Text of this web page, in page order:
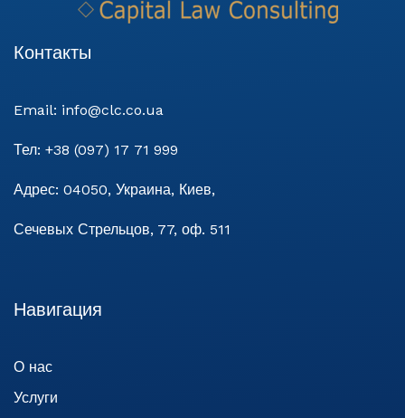
Контакты
Email: info@clc.co.ua
Тел: +38 (097) 17 71 999
Адрес: 04050, Украина, Киев,
Сечевых Стрельцов, 77, оф. 511
Навигация
О нас
Услуги